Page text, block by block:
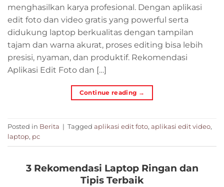
menghasilkan karya profesional. Dengan aplikasi
edit foto dan video gratis yang powerful serta
didukung laptop berkualitas dengan tampilan
tajam dan warna akurat, proses editing bisa lebih
presisi, nyaman, dan produktif. Rekomendasi
Aplikasi Edit Foto dan […]
Continue reading →
Posted in Berita | Tagged aplikasi edit foto, aplikasi edit video,
laptop, pc
3 Rekomendasi Laptop Ringan dan
Tipis Terbaik